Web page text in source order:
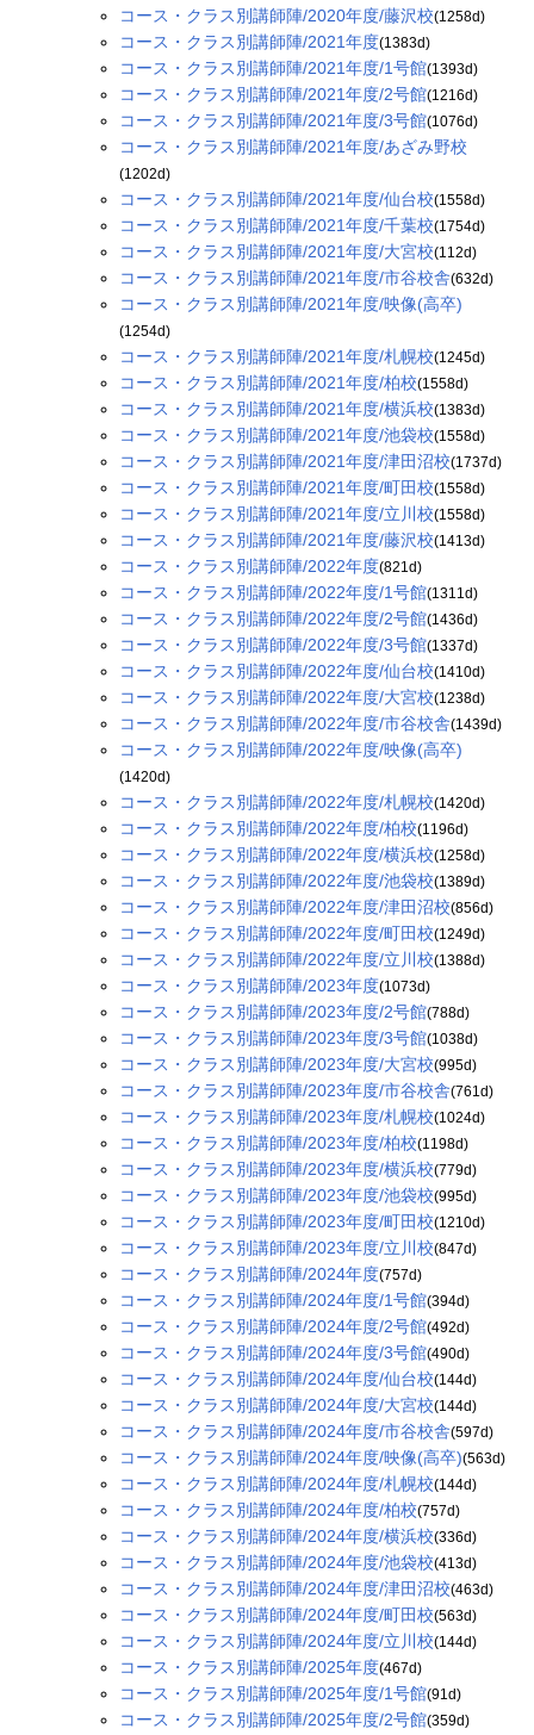
コース・クラス別講師陣/2020年度/藤沢校(1258d)
コース・クラス別講師陣/2021年度(1383d)
コース・クラス別講師陣/2021年度/1号館(1393d)
コース・クラス別講師陣/2021年度/2号館(1216d)
コース・クラス別講師陣/2021年度/3号館(1076d)
コース・クラス別講師陣/2021年度/あざみ野校
(1202d)
コース・クラス別講師陣/2021年度/仙台校(1558d)
コース・クラス別講師陣/2021年度/千葉校(1754d)
コース・クラス別講師陣/2021年度/大宮校(112d)
コース・クラス別講師陣/2021年度/市谷校舎(632d)
コース・クラス別講師陣/2021年度/映像(高卒)
(1254d)
コース・クラス別講師陣/2021年度/札幌校(1245d)
コース・クラス別講師陣/2021年度/柏校(1558d)
コース・クラス別講師陣/2021年度/横浜校(1383d)
コース・クラス別講師陣/2021年度/池袋校(1558d)
コース・クラス別講師陣/2021年度/津田沼校(1737d)
コース・クラス別講師陣/2021年度/町田校(1558d)
コース・クラス別講師陣/2021年度/立川校(1558d)
コース・クラス別講師陣/2021年度/藤沢校(1413d)
コース・クラス別講師陣/2022年度(821d)
コース・クラス別講師陣/2022年度/1号館(1311d)
コース・クラス別講師陣/2022年度/2号館(1436d)
コース・クラス別講師陣/2022年度/3号館(1337d)
コース・クラス別講師陣/2022年度/仙台校(1410d)
コース・クラス別講師陣/2022年度/大宮校(1238d)
コース・クラス別講師陣/2022年度/市谷校舎(1439d)
コース・クラス別講師陣/2022年度/映像(高卒)
(1420d)
コース・クラス別講師陣/2022年度/札幌校(1420d)
コース・クラス別講師陣/2022年度/柏校(1196d)
コース・クラス別講師陣/2022年度/横浜校(1258d)
コース・クラス別講師陣/2022年度/池袋校(1389d)
コース・クラス別講師陣/2022年度/津田沼校(856d)
コース・クラス別講師陣/2022年度/町田校(1249d)
コース・クラス別講師陣/2022年度/立川校(1388d)
コース・クラス別講師陣/2023年度(1073d)
コース・クラス別講師陣/2023年度/2号館(788d)
コース・クラス別講師陣/2023年度/3号館(1038d)
コース・クラス別講師陣/2023年度/大宮校(995d)
コース・クラス別講師陣/2023年度/市谷校舎(761d)
コース・クラス別講師陣/2023年度/札幌校(1024d)
コース・クラス別講師陣/2023年度/柏校(1198d)
コース・クラス別講師陣/2023年度/横浜校(779d)
コース・クラス別講師陣/2023年度/池袋校(995d)
コース・クラス別講師陣/2023年度/町田校(1210d)
コース・クラス別講師陣/2023年度/立川校(847d)
コース・クラス別講師陣/2024年度(757d)
コース・クラス別講師陣/2024年度/1号館(394d)
コース・クラス別講師陣/2024年度/2号館(492d)
コース・クラス別講師陣/2024年度/3号館(490d)
コース・クラス別講師陣/2024年度/仙台校(144d)
コース・クラス別講師陣/2024年度/大宮校(144d)
コース・クラス別講師陣/2024年度/市谷校舎(597d)
コース・クラス別講師陣/2024年度/映像(高卒)(563d)
コース・クラス別講師陣/2024年度/札幌校(144d)
コース・クラス別講師陣/2024年度/柏校(757d)
コース・クラス別講師陣/2024年度/横浜校(336d)
コース・クラス別講師陣/2024年度/池袋校(413d)
コース・クラス別講師陣/2024年度/津田沼校(463d)
コース・クラス別講師陣/2024年度/町田校(563d)
コース・クラス別講師陣/2024年度/立川校(144d)
コース・クラス別講師陣/2025年度(467d)
コース・クラス別講師陣/2025年度/1号館(91d)
コース・クラス別講師陣/2025年度/2号館(359d)